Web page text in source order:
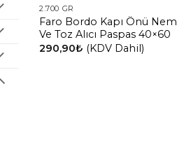
2.700 GR
Faro Bordo Kapı Önü Nem
Ve Toz Alıcı Paspas 40×60
290,90₺ (KDV Dahil)